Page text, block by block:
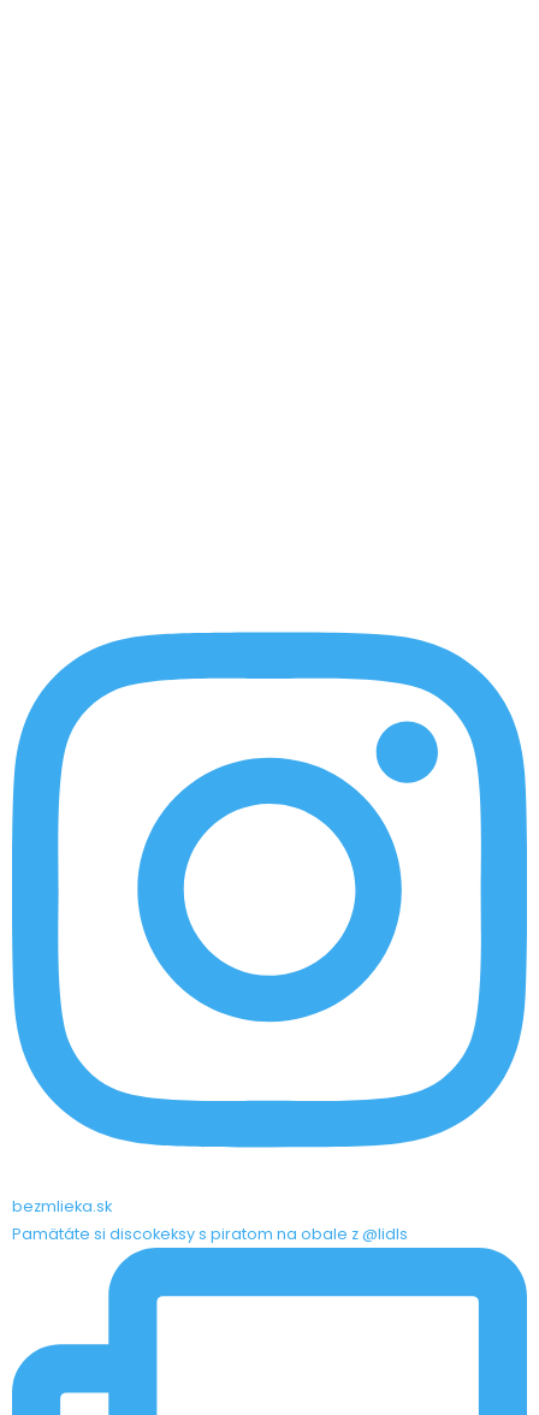
bezmlieka.sk
Pamätáte si discokeksy s piratom na obale z @lidls